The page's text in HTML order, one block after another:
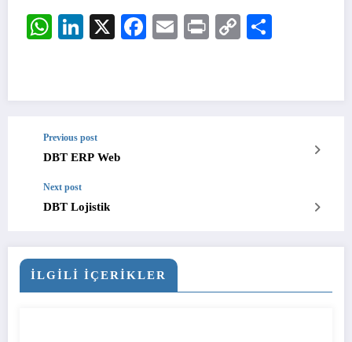
WhatsApp
LinkedIn
X Facebook
Email
PrintCopy
Previous post
DBT ERP Web
Next post
DBT Lojistik
İLGİLİ İÇERİKLER